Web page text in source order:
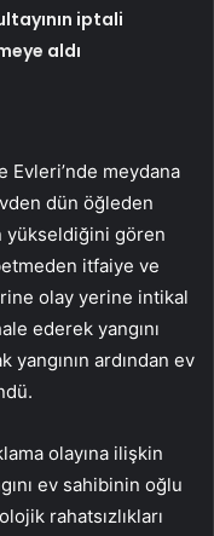
iptali
aldı
Evleri’nde meydana
dün öğleden
yükseldiğini gören
itfaiye ve
olay yerine intikal
ederek yangını
yangının ardından ev
olayına ilişkin
ev sahibinin oğlu
rahatsızlıkları